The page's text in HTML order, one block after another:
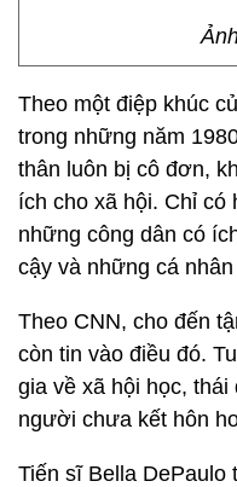
Theo một điệp khúc
trong những năm
thân luôn bị cô đơn,
ích cho xã hội. Chỉ có
những công dân có
cậy và những cá
Theo CNN, cho đến
còn tin vào điều đó.
gia về xã hội học,
người chưa kết hôn
Tiến sĩ Bella DePaulo